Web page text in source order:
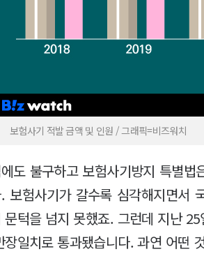
보험사기 적발 금액 및 인원 / 그래픽=비즈워치
도 불구하고 보험사기방지 특별
보험사기가 갈수록 심각해지면서
문턱을 넘지 못했죠. 그런데 지난
장일치로 통과됐습니다. 과연 어떤